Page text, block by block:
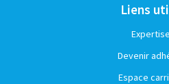
Liens
Devenir
Espace